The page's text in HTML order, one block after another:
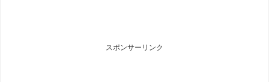
スポンサーリンク